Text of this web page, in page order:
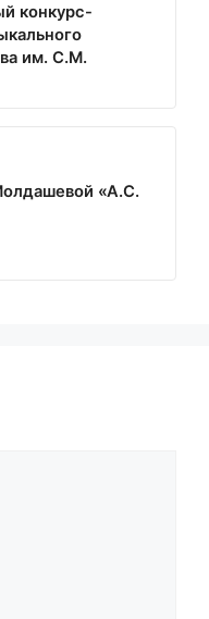
конкурс-
им. С.М.
«А.С.